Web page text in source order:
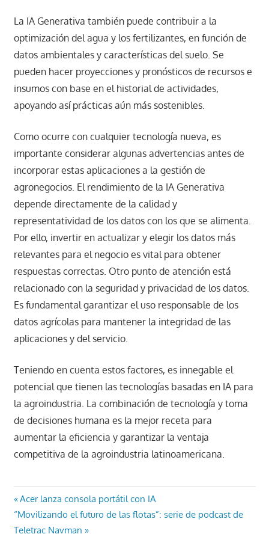
La IA Generativa también puede contribuir a la
optimización del agua y los fertilizantes, en función de
datos ambientales y características del suelo. Se
pueden hacer proyecciones y pronósticos de recursos e
insumos con base en el historial de actividades,
apoyando así prácticas aún más sostenibles.
Como ocurre con cualquier tecnología nueva, es
importante considerar algunas advertencias antes de
incorporar estas aplicaciones a la gestión de
agronegocios. El rendimiento de la IA Generativa
depende directamente de la calidad y
representatividad de los datos con los que se alimenta.
Por ello, invertir en actualizar y elegir los datos más
relevantes para el negocio es vital para obtener
respuestas correctas. Otro punto de atención está
relacionado con la seguridad y privacidad de los datos.
Es fundamental garantizar el uso responsable de los
datos agrícolas para mantener la integridad de las
aplicaciones y del servicio.
Teniendo en cuenta estos factores, es innegable el
potencial que tienen las tecnologías basadas en IA para
la agroindustria. La combinación de tecnología y toma
de decisiones humana es la mejor receta para
aumentar la eficiencia y garantizar la ventaja
competitiva de la agroindustria latinoamericana.
Navegación
de
Entrada
anterior:
Acer lanza consola portátil con IA
Entrada
siguiente:
“Movilizando el futuro de las flotas”: serie de podcast de
Teletrac Navman